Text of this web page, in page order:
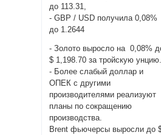
до 113.31,
- GBP / USD получила 0,08%
до 1.2644
- Золото выросло на 0,08%
$ 1,198.70 за тройскую
- Более слабый доллар и
ОПЕК с другими
производителями реализуют
планы по сокращению
производства.
Brent фьючерсы выросли до